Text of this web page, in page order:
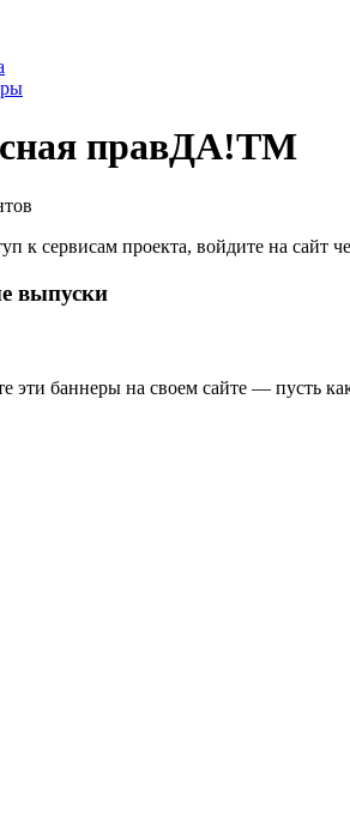
правДА!TM
к сервисам проекта, войдите на сайт
выпуски
эти баннеры на своем сайте — пусть